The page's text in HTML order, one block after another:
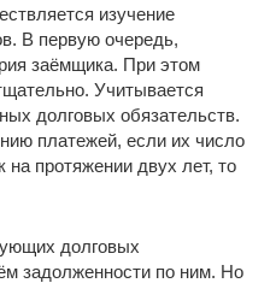
изучение
В первую очередь,
заёмщика. При этом
Учитывается
долговых обязательств.
платежей, если их число
протяжении двух лет, то
долговых
задолженности по ним. Но